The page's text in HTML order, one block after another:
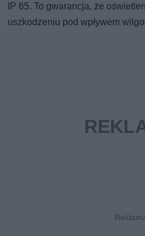
IP 65. To gwarancja, że
uszkodzeniu pod wpływem